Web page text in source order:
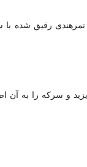
رقیق شده با
و سرکه را به آن